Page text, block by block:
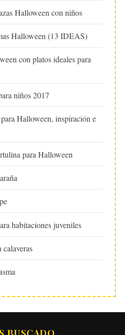
Halloween con niños
Halloween (13 IDEAS)
con platos ideales para
niños 2017
Halloween, inspiración e
para Halloween
habitaciones juveniles